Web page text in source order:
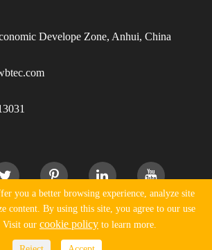
Develope Zone, Anhui, China
©Ningguo Swbtec Industry Co., Ltd.
you a better browsing experience, analyze site
content. By using this site, you agree to our use
Visit our cookie policy to learn more.